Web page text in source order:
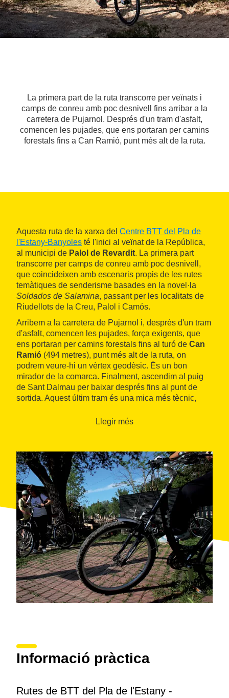
La primera part de la ruta transcorre per veïnats i
camps de conreu amb poc desnivell fins arribar a la
carretera de Pujarnol. Després d'un tram d'asfalt,
comencen les pujades, que ens portaran per camins
forestals fins a Can Ramió, punt més alt de la ruta.
Aquesta ruta de la xarxa del Centre BTT del Pla de
l'Estany-Banyoles té l'inici al veïnat de la República,
al municipi de Palol de Revardit. La primera part
transcorre per camps de conreu amb poc desnivell,
que coincideixen amb escenaris propis de les rutes
temàtiques de senderisme basades en la novel·la
Soldados de Salamina, passant per les localitats de
Riudellots de la Creu, Palol i Camós.
Arribem a la carretera de Pujarnol i, després d'un tram
d'asfalt, comencen les pujades, força exigents, que
ens portaran per camins forestals fins al turó de Can
Ramió (494 metres), punt més alt de la ruta, on
podrem veure-hi un vèrtex geodèsic. És un bon
mirador de la comarca. Finalment, ascendim al puig
de Sant Dalmau per baixar després fins al punt de
sortida. Aquest últim tram és una mica més tècnic,
Llegir més
Informació pràctica
Rutes de BTT del Pla de l'Estany -